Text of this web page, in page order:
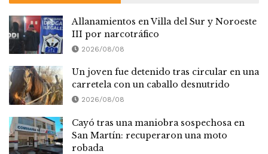
Allanamientos en Villa del Sur y Noroeste
III por narcotráfico
2026/08/08
Un joven fue detenido tras circular en una
carretela con un caballo desnutrido
2026/08/08
Cayó tras una maniobra sospechosa en
San Martín: recuperaron una moto
robada